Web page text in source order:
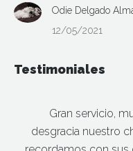
Odie Delgado
12/05/2021
Testimoniales
Gran servicio,
desgracia nuestro